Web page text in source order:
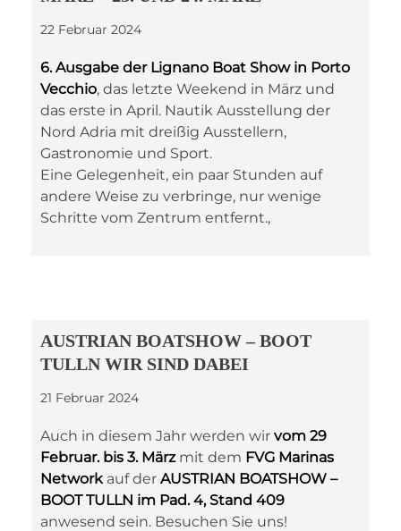
22 Februar 2024
6. Ausgabe der Lignano Boat Show in Porto
Vecchio, das letzte Weekend in März und
das erste in April. Nautik Ausstellung der
Nord Adria mit dreißig Ausstellern,
Gastronomie und Sport.
Eine Gelegenheit, ein paar Stunden auf
andere Weise zu verbringe, nur wenige
Schritte vom Zentrum entfernt.,
AUSTRIAN BOATSHOW – BOOT
TULLN WIR SIND DABEI
21 Februar 2024
Auch in diesem Jahr werden wir vom 29
Februar. bis 3. Märzmit dem FVG Marinas
Networkauf der AUSTRIAN BOATSHOW –
BOOT TULLN im Pad. 4, Stand 409
anwesend sein. Besuchen Sie uns!